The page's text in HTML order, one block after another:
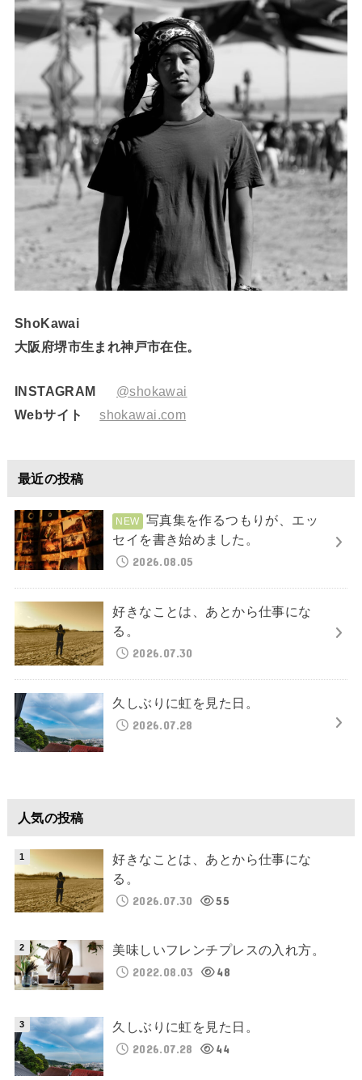
ShoKawai
大阪府堺市生まれ神戸市在住。
INSTAGRAM
@shokawai
Webサイト
shokawai.com
最近の投稿
写真集を作るつもりが、エッ
セイを書き始めました。
2026.08.05
好きなことは、あとから仕事にな
る。
2026.07.30
久しぶりに虹を見た日。
2026.07.28
人気の投稿
好きなことは、あとから仕事にな
る。
2026.07.30
55
美味しいフレンチプレスの入れ方。
2022.08.03
48
久しぶりに虹を見た日。
2026.07.28
44